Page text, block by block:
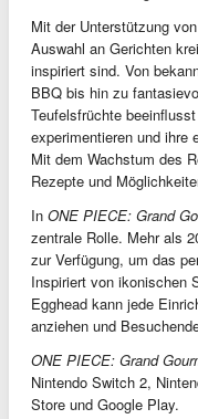
Mit der Unterstützung
Auswahl an Gerichten
inspiriert sind. Von
BBQ bis hin zu
Teufelsfrüchte
experimentieren und ihre
Mit dem Wachstum des
Rezepte und
In ONE PIECE: Grand
zentrale Rolle. Mehr als
zur Verfügung, um das
Inspiriert von ikonischen
Egghead kann jede
anziehen und
ONE PIECE: Grand
Nintendo Switch 2,
Store und Google Play.